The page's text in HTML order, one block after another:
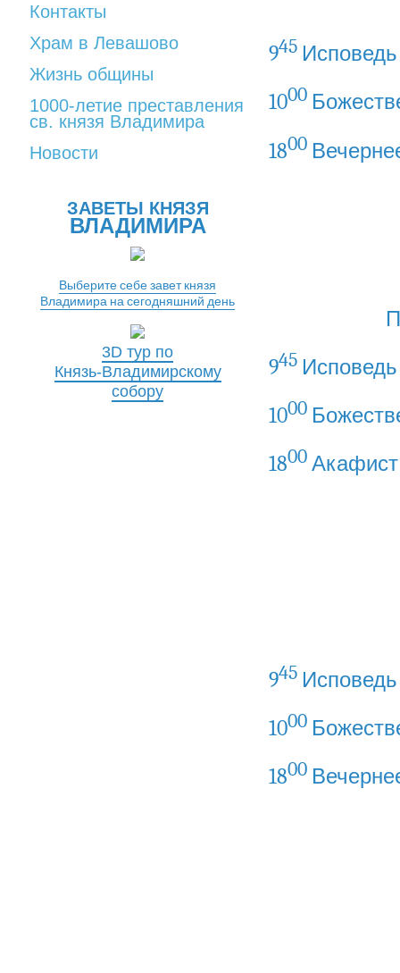
Контакты
Храм в Левашово
Жизнь общины
1000-летие преставления
св. князя Владимира
Новости
ЗАВЕТЫ КНЯЗЯ
ВЛАДИМИРА
Выберите себе завет князя
Владимира на сегодняшний день
3D тур по
Князь-Владимирскому
собору
945 Исповедь
1000
1800
945 Исповедь
1000
1800
945 Исповедь
1000
1800